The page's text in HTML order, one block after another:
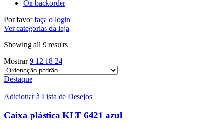
On backorder
Por favorfaça o login
Ver categorias da loja
Showing all 9 results
Mostrar9 12 18 24
Destaque
Adicionar à Lista de Desejos
Caixa plástica KLT 6421 azul